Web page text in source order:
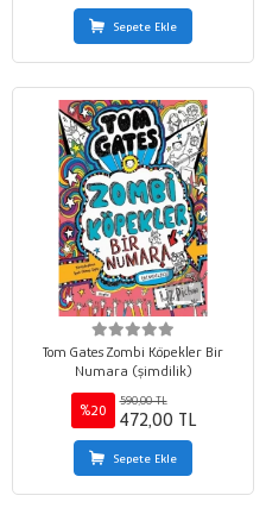
Sepete Ekle
Tom Gates Zombi Köpekler Bir
Numara (şimdilik)
%20
590,00 TL
472,00 TL
Sepete Ekle